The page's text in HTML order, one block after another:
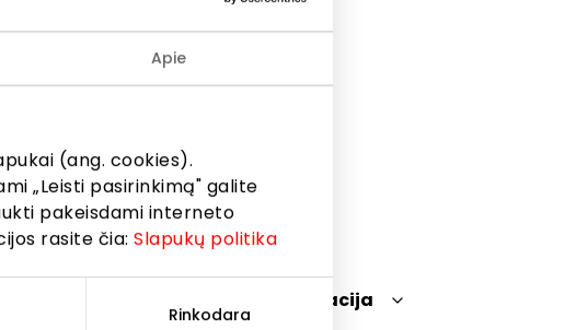
Apie
(ang. cookies).
„Leisti pasirinkimą" galite
pakeisdami interneto
rasite čia:Slapukų politika
Rinkodara
Teisinė informacija